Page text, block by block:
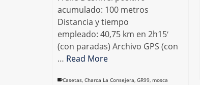
acumulado: 100 metros
Distancia y tiempo
empleado: 40,75 km en 2h15′
(con paradas) Archivo GPS (con
… Read More
Casetas, Charca La Consejera, GR99, mosca